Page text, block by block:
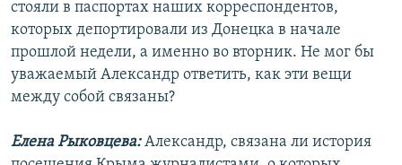
стояли в паспортах наших корреспондентов,
которых депортировали из Донецка в начале
прошлой недели, а именно во вторник. Не мог бы
уважаемый Александр ответить, как эти вещи
между собой связаны?
Елена Рыковцева:Александр, связана ли история